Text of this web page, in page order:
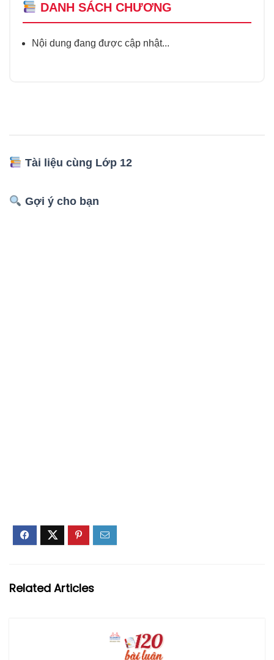
DANH SÁCH CHƯƠNG
Nội dung đang được cập nhật...
Tài liệu cùng Lớp 12
Gợi ý cho bạn
Related Articles